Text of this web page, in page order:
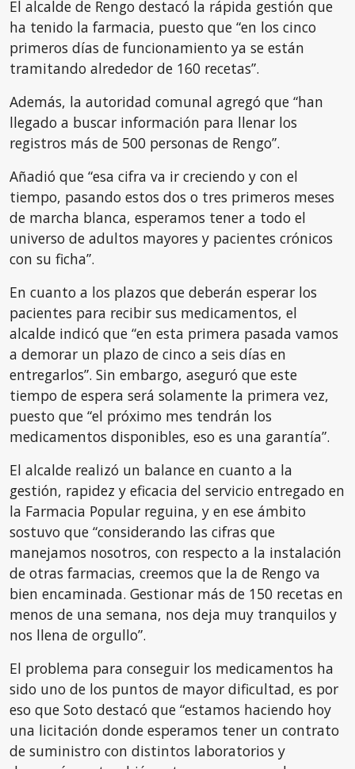
El alcalde de Rengo destacó la rápida gestión que
ha tenido la farmacia, puesto que “en los cinco
primeros días de funcionamiento ya se están
tramitando alrededor de 160 recetas”.
Además, la autoridad comunal agregó que “han
llegado a buscar información para llenar los
registros más de 500 personas de Rengo”.
Añadió que “esa cifra va ir creciendo y con el
tiempo, pasando estos dos o tres primeros meses
de marcha blanca, esperamos tener a todo el
universo de adultos mayores y pacientes crónicos
con su ficha”.
En cuanto a los plazos que deberán esperar los
pacientes para recibir sus medicamentos, el
alcalde indicó que “en esta primera pasada vamos
a demorar un plazo de cinco a seis días en
entregarlos”. Sin embargo, aseguró que este
tiempo de espera será solamente la primera vez,
puesto que “el próximo mes tendrán los
medicamentos disponibles, eso es una garantía”.
El alcalde realizó un balance en cuanto a la
gestión, rapidez y eficacia del servicio entregado en
la Farmacia Popular reguina, y en ese ámbito
sostuvo que “considerando las cifras que
manejamos nosotros, con respecto a la instalación
de otras farmacias, creemos que la de Rengo va
bien encaminada. Gestionar más de 150 recetas en
menos de una semana, nos deja muy tranquilos y
nos llena de orgullo”.
El problema para conseguir los medicamentos ha
sido uno de los puntos de mayor dificultad, es por
eso que Soto destacó que “estamos haciendo hoy
una licitación donde esperamos tener un contrato
de suministro con distintos laboratorios y